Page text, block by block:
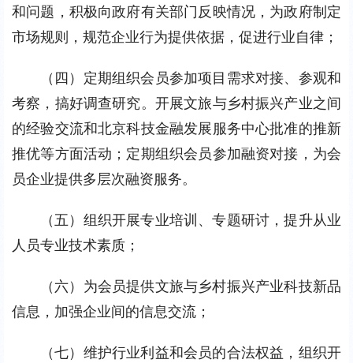
和问题，积极向政府有关部门反映情况，为政府制定
市场规则，规范企业行为提供依据，促进行业自律；
（四）定期组织会员参加项目需求对接、参观和
考察，搞好调查研究。开展文旅与乡村振兴产业之间
的经验交流和北京科技金融发展服务中心批准的推新
推优等方面活动；定期组织会员参加融资对接，为会
员企业提供多层次融资服务。
（五）组织开展专业培训、专题研讨，提升从业
人员专业技术素质；
（六）为会员提供文旅与乡村振兴产业科技新品
信息，加强企业间的信息交流；
（七）维护行业利益和会员的合法权益，组织开